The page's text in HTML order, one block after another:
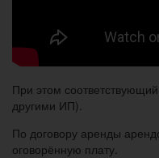
При этом
другими ИП).
По договору аренды
оговорённую плату.